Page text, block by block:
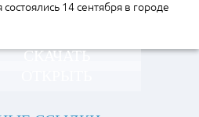
14 сентября в городе
СКАЧАТЬ